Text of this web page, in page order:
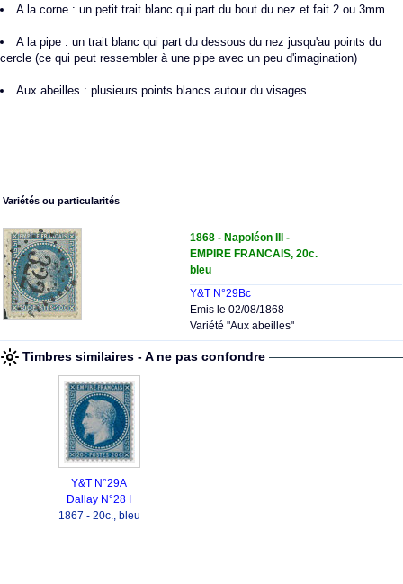
A la corne : un petit trait blanc qui part du bout du nez et fait 2 ou 3mm
A la pipe : un trait blanc qui part du dessous du nez jusqu'au points du
cercle (ce qui peut ressembler à une pipe avec un peu d'imagination)
Aux abeilles : plusieurs points blancs autour du visages
Variétés ou particularités
1868 - Napoléon III -
EMPIRE FRANCAIS, 20c.
bleu
Y&T N°29Bc
Emis le 02/08/1868
Variété "Aux abeilles"
Timbres similaires - A ne pas confondre
Y&T N°29A
Dallay N°28 I
1867 - 20c., bleu